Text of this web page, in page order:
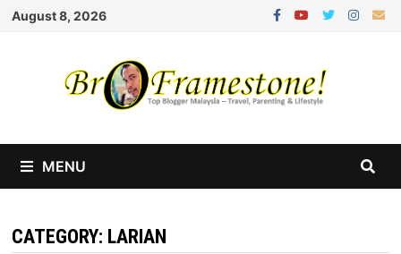
Skip
August 8, 2026
MENU
CATEGORY: LARIAN